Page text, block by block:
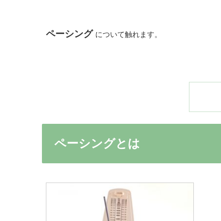
ペーシング について触れます。
ペーシングとは